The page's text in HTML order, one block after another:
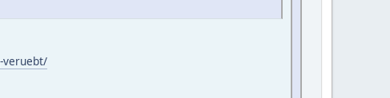
veruebt/